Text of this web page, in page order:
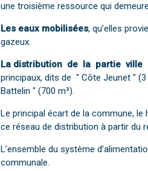
une troisième ressource qui
Les eaux mobilisées, qu’elles
gazeux.
La distribution de la partie ville
principaux, dits de " Côte Jeunet "
Battelin " (700 m³).
Le principal écart de la commune,
ce réseau de distribution à partir du
L’ensemble du système
communale.